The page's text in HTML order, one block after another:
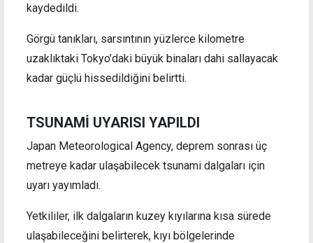
kaydedildi.
Görgü tanıkları, sarsıntının yüzlerce kilometre
uzaklıktaki Tokyo’daki büyük binaları dahi sallayacak
kadar güçlü hissedildiğini belirtti.
TSUNAMİ UYARISI YAPILDI
Japan Meteorological Agency, deprem sonrası üç
metreye kadar ulaşabilecek tsunami dalgaları için
uyarı yayımladı.
Yetkililer, ilk dalgaların kuzey kıyılarına kısa sürede
ulaşabileceğini belirterek, kıyı bölgelerinde